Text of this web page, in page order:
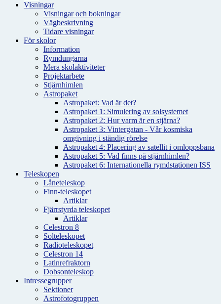
Visningar
Visningar och bokningar
Vägbeskrivning
Tidare visningar
För skolor
Information
Rymdungarna
Mera skolaktiviteter
Projektarbete
Stjärnhimlen
Astropaket
Astropaket: Vad är det?
Astropaket 1: Simulering av solsystemet
Astropaket 2: Hur varm är en stjärna?
Astropaket 3: Vintergatan - Vår kosmiska
omgivning i ständig rörelse
Astropaket 4: Placering av satellit i omloppsbana
Astropaket 5: Vad finns på stjärnhimlen?
Astropaket 6: Internationella rymdstationen ISS
Teleskopen
Låneteleskop
Finn-teleskopet
Artiklar
Fjärrstyrda teleskopet
Artiklar
Celestron 8
Solteleskopet
Radioteleskopet
Celestron 14
Latinrefraktorn
Dobsonteleskop
Intressegrupper
Sektioner
Astrofotogruppen